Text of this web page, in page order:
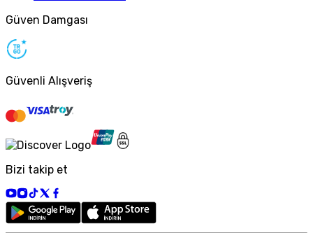
Güven Damgası
Güvenli Alışveriş
Bizi takip et